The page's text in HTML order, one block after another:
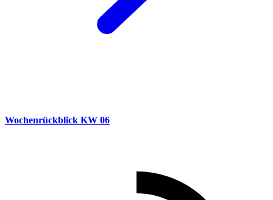
Wochenrückblick KW 06